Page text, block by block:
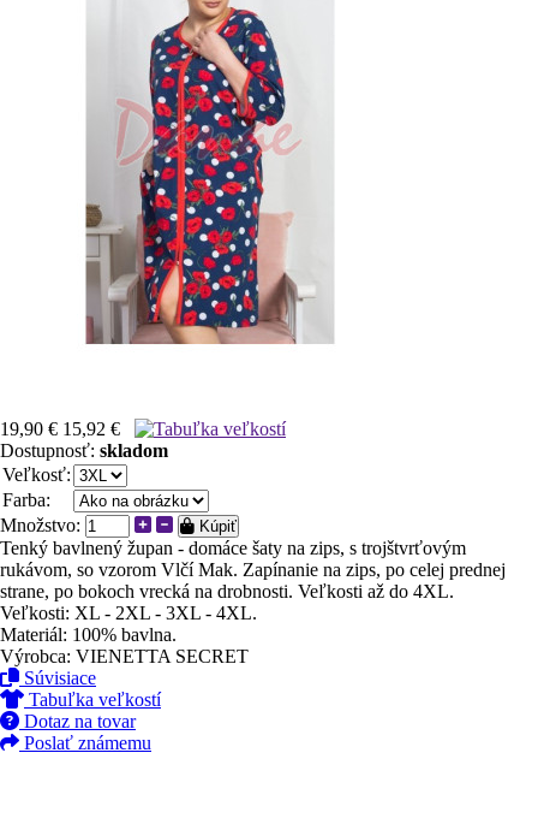
19,90 € 15,92 €
Dostupnosť: skladom
Veľkosť:
Farba:
Množstvo:
Kúpiť
Tenký bavlnený župan - domáce šaty na zips, s trojštvrťovým
rukávom, so vzorom Vlčí Mak. Zapínanie na zips, po celej prednej
strane, po bokoch vrecká na drobnosti. Veľkosti až do 4XL.
Veľkosti: XL - 2XL - 3XL - 4XL.
Materiál: 100% bavlna.
Výrobca: VIENETTA SECRET
Súvisiace
Tabuľka veľkostí
Dotaz na tovar
Poslať známemu